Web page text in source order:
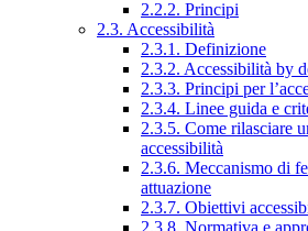
2.2.2. Principi
2.3. Accessibilità
2.3.1. Definizione
2.3.2. Accessibilità by
2.3.3. Principi per
2.3.4. Linee guida e
2.3.5. Come rilasciare
accessibilità
2.3.6. Meccanismo di
attuazione
2.3.7. Obiettivi
2.3.8. Normativa e